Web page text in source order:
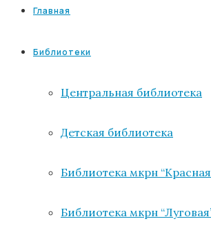
Главная
Библиотеки
Центральная библиотека
Детская библиотека
Библиотека мкрн
Библиотека мкрн